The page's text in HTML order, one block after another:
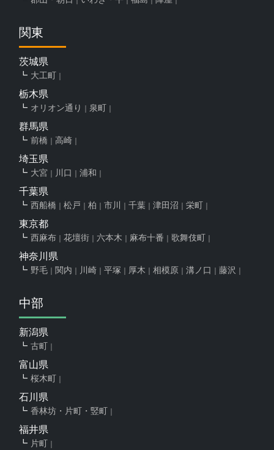
関東
茨城県
大工町
栃木県
オリオン通り 泉町
群馬県
前橋 高崎
埼玉県
大宮 川口 浦和
千葉県
西船橋 松戸 柏 市川 千葉 津田沼 栄町
東京都
西麻布 花壇街 六本木 麻布十番 歌舞伎町
神奈川県
野毛 関内 川崎 平塚 厚木 相模原 溝ノ口 藤沢
中部
新潟県
古町
富山県
桜木町
石川県
香林坊・片町・竪町
福井県
片町